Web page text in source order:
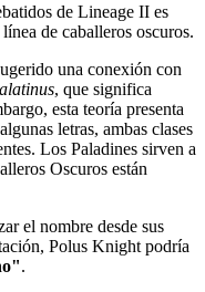
de Lineage II es
de caballeros oscuros.
una conexión con
, que significa
esta teoría presenta
letras, ambas clases
Los Paladines sirven a
Oscuros están
el nombre desde sus
Polus Knight podría
.